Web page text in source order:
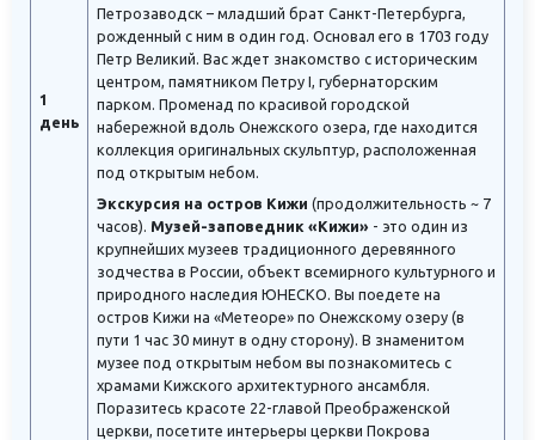
1
день
Петрозаводск – младший брат Санкт-Петербурга,
рожденный с ним в один год. Основал его в 1703 году
Петр Великий. Вас ждет знакомство с историческим
центром, памятником Петру I, губернаторским
парком. Променад по красивой городской
набережной вдоль Онежского озера, где находится
коллекция оригинальных скульптур, расположенная
под открытым небом.
Экскурсия на остров Кижи (продолжительность ~ 7
часов). Музей-заповедник «Кижи» - это один из
крупнейших музеев традиционного деревянного
зодчества в России, объект всемирного культурного и
природного наследия ЮНЕСКО. Вы поедете на
остров Кижи на «Метеоре» по Онежскому озеру (в
пути 1 час 30 минут в одну сторону). В знаменитом
музее под открытым небом вы познакомитесь с
храмами Кижского архитектурного ансамбля.
Поразитесь красоте 22-главой Преображенской
церкви, посетите интерьеры церкви Покрова